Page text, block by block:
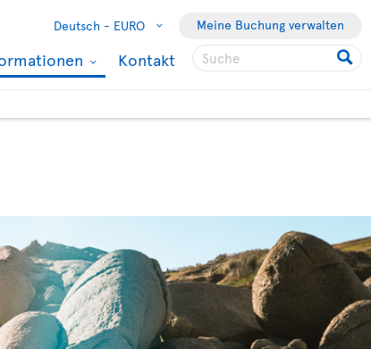
Deutsch - EURO Meine Buchung verwalten
Kontakt